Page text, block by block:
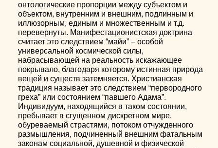
онтологические пропорции между субъектом и
объектом, внутренним и внешним, подлинным и
иллюзорным, единым и множественным и т.д.
перевернуты. Манифестационистская доктрина
считает это следствием “майи” – особой
универсальной космической силы,
набрасывающей на реальность искажающее
покрывало, благодаря которому истинная природа
вещей и существ затемняется. Христианская
традиция называет это следствием “первородного
греха” или состоянием “павшего Адама”.
Индивидуум, находящийся в таком состоянии,
пребывает в сгущенном дискретном мире,
обуреваемый страстями, потоком отчужденного
размышления, подчиненный внешним фатальным
законам социальной, душевной и физической